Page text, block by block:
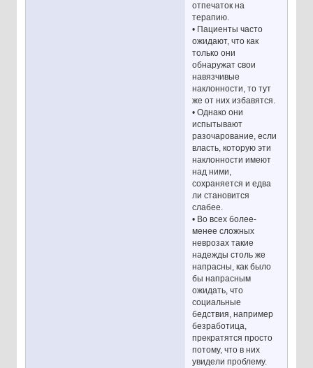
отпечаток на
терапию.
• Пациенты часто
ожидают, что как
только они
обнаружат свои
навязчивые
наклонности, то тут
же от них избавятся.
• Однако они
испытывают
разочарование, если
власть, которую эти
наклонности имеют
над ними,
сохраняется и едва
ли становится
слабее.
• Во всех более-
менее сложных
неврозах такие
надежды столь же
напрасны, как было
бы напрасным
ожидать, что
социальные
бедствия, например
безработица,
прекратятся просто
потому, что в них
увидели проблему.